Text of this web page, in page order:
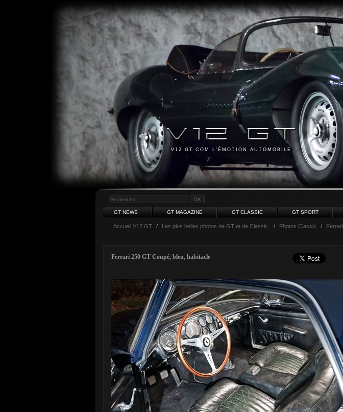
V12 GT.COM L'ÉMOTION AUTOMOBILE
GT NEWS GT MAGAZINE GT CLASSIC GT SPORT
Accueil V12 GT / Les plus belles photos de GT et de Classic. / Photos Classic / Ferrari
Ferrari 250 GT Coupé, bleu, habitacle